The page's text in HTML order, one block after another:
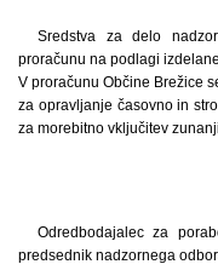
Sredstva za delo
proračunu na podlagi
V proračunu Občine Brežice
za opravljanje časovno in
za morebitno vključitev
Odredbodajalec za
predsednik nadzornega